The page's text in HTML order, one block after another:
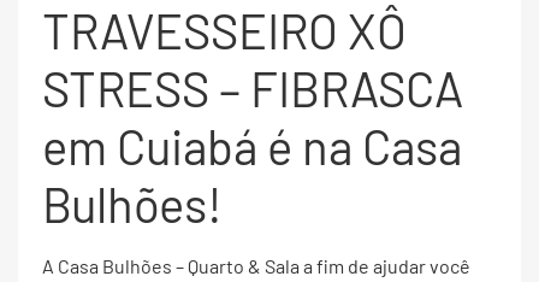
TRAVESSEIRO XÔ
STRESS – FIBRASCA
em Cuiabá é na Casa
Bulhões!
A Casa Bulhões – Quarto & Sala a fim de ajudar você